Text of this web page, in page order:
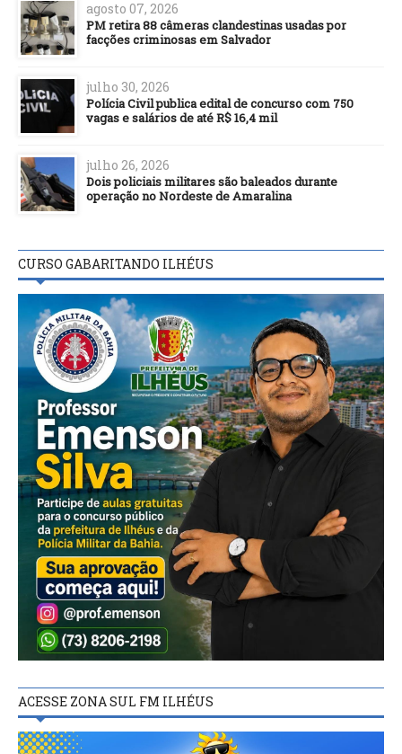
agosto 07, 2026
PM retira 88 câmeras clandestinas usadas por
facções criminosas em Salvador
julho 30, 2026
Polícia Civil publica edital de concurso com 750
vagas e salários de até R$ 16,4 mil
julho 26, 2026
Dois policiais militares são baleados durante
operação no Nordeste de Amaralina
CURSO GABARITANDO ILHÉUS
ACESSE ZONA SUL FM ILHÉUS